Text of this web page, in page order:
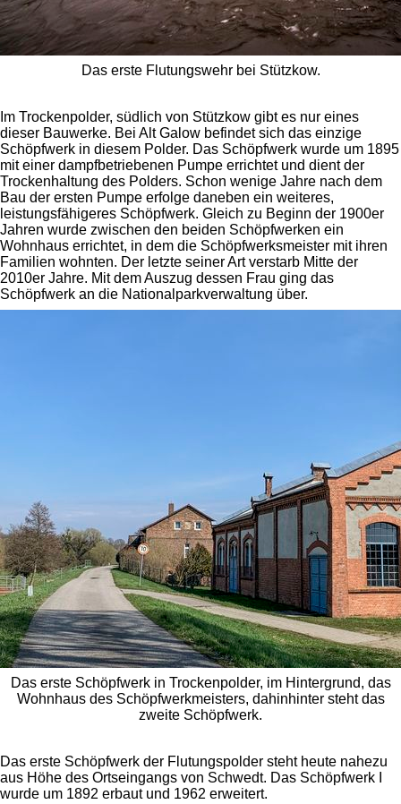
Das erste Flutungswehr bei Stützkow.
Im Trockenpolder, südlich von Stützkow gibt es nur eines
dieser Bauwerke. Bei Alt Galow befindet sich das einzige
Schöpfwerk in diesem Polder. Das Schöpfwerk wurde um 1895
mit einer dampfbetriebenen Pumpe errichtet und dient der
Trockenhaltung des Polders. Schon wenige Jahre nach dem
Bau der ersten Pumpe erfolge daneben ein weiteres,
leistungsfähigeres Schöpfwerk. Gleich zu Beginn der 1900er
Jahren wurde zwischen den beiden Schöpfwerken ein
Wohnhaus errichtet, in dem die Schöpfwerksmeister mit ihren
Familien wohnten. Der letzte seiner Art verstarb Mitte der
2010er Jahre. Mit dem Auszug dessen Frau ging das
Schöpfwerk an die Nationalparkverwaltung über.
Das erste Schöpfwerk in Trockenpolder, im Hintergrund, das
Wohnhaus des Schöpfwerkmeisters, dahinhinter steht das
zweite Schöpfwerk.
Das erste Schöpfwerk der Flutungspolder steht heute nahezu
aus Höhe des Ortseingangs von Schwedt. Das Schöpfwerk I
wurde um 1892 erbaut und 1962 erweitert.